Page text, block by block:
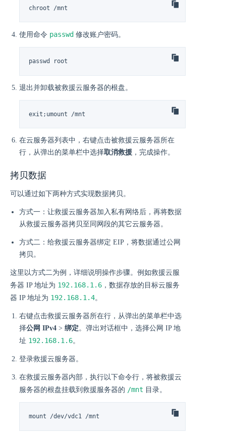
chroot /mnt
使用命令 passwd 修改账户密码。
passwd root
退出并卸载被救援云服务器的根盘。
exit;umount /mnt
在云服务器列表中，右键点击被救援云服务器所在
行，从弹出的菜单栏中选择取消救援 ，完成操作。
拷贝数据
可以通过如下两种方式实现数据拷贝。
方式一：让救援云服务器加入私有网络后，再将数据
从救援云服务器拷贝至同网段的其它云服务器。
方式二：给救援云服务器绑定 EIP，将数据通过公网
拷贝。
这里以方式二为例，详细说明操作步骤。例如救援云服
务器 IP 地址为 192.168.1.6 ，数据存放的目标云服务
器 IP 地址为 192.168.1.4。
右键点击救援云服务器所在行，从弹出的菜单栏中选
择公网 IPv4 > 绑定。弹出对话框中，选择公网 IP 地
址 192.168.1.6。
登录救援云服务器。
在救援云服务器内部，执行以下命令行，将被救援云
服务器的根盘挂载到救援服务器的 /mnt 目录。
mount /dev/vdc1 /mnt